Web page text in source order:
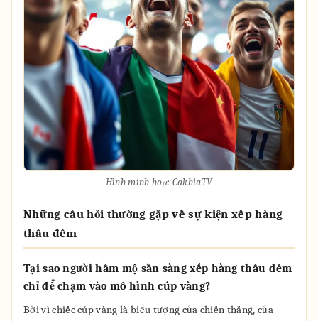
Hình minh hoạ: CakhiaTV
Những câu hỏi thường gặp về sự kiện xếp hàng
thâu đêm
Tại sao người hâm mộ sẵn sàng xếp hàng thâu đêm
chỉ để chạm vào mô hình cúp vàng?
Bởi vì chiếc cúp vàng là biểu tượng của chiến thắng, của